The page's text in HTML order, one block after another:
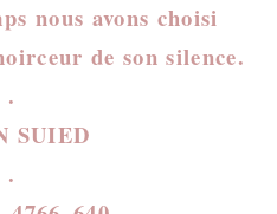
nous avons choisi
de son silence.
.
SUIED
.